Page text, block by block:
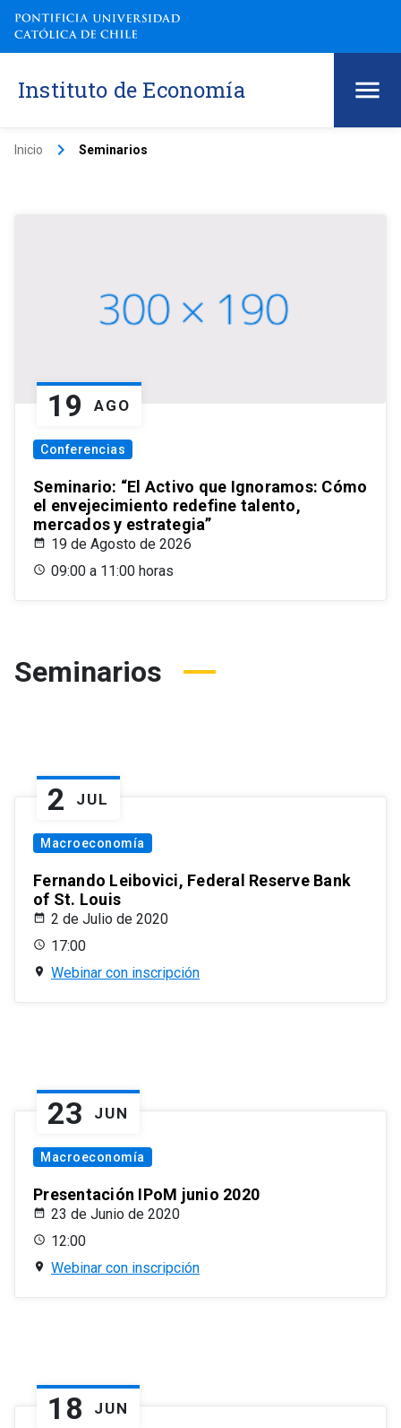
Instituto de Economía
Inicio keyboard_arrow_right Seminarios
19 AGO
Conferencias
Seminario: “El Activo que Ignoramos: Cómo
el envejecimiento redefine talento,
mercados y estrategia”
19 de Agosto de 2026
09:00 a 11:00 horas
Seminarios
2 JUL
Macroeconomía
Fernando Leibovici, Federal Reserve Bank
of St. Louis
2 de Julio de 2020
17:00
Webinar con inscripción
23 JUN
Macroeconomía
Presentación IPoM junio 2020
23 de Junio de 2020
12:00
Webinar con inscripción
18 JUN